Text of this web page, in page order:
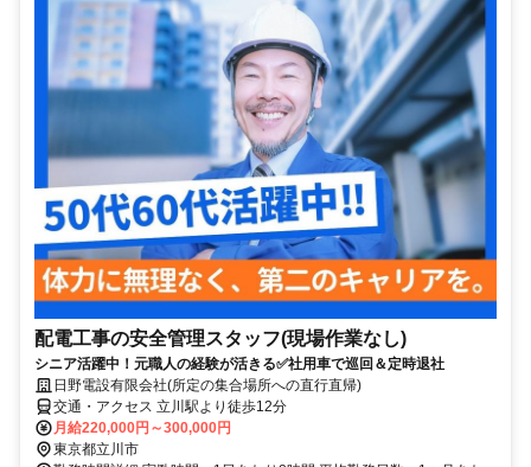
配電工事の安全管理スタッフ(現場作業なし)
シニア活躍中！元職人の経験が活きる✅社用車で巡回＆定時退社
日野電設有限会社(所定の集合場所への直行直帰)
交通・アクセス 立川駅より徒歩12分
月給220,000円～300,000円
東京都立川市